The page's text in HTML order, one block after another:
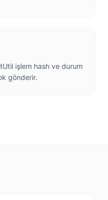
işlem hash ve durum
gönderir.